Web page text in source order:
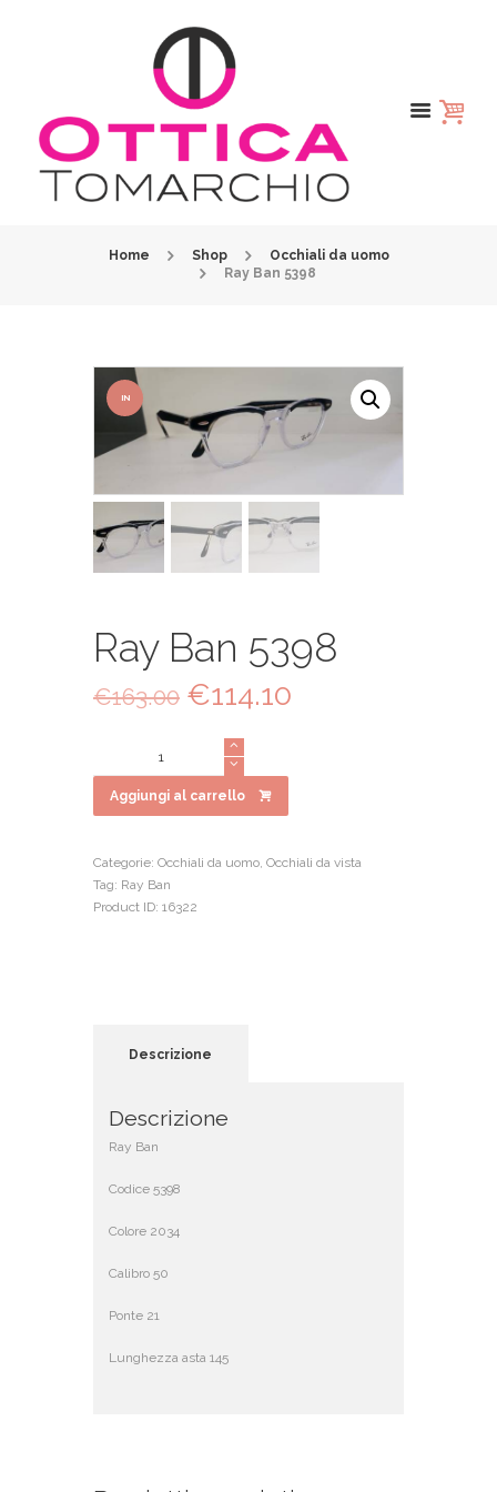
Home Shop
Occhiali da uomo
Ray Ban 5398
IN
Ray Ban 5398
€163.00 Il
prezzo
originale
era:
€163.00.
€114.10
5398
quantità
Aggiungi al carrello
Categorie: Occhiali da uomo, Occhiali da vista
Tag: Ray Ban
Product ID: 16322
Descrizione
Descrizione
Ray Ban
Codice 5398
Colore 2034
Calibro 50
Ponte 21
Lunghezza asta 145